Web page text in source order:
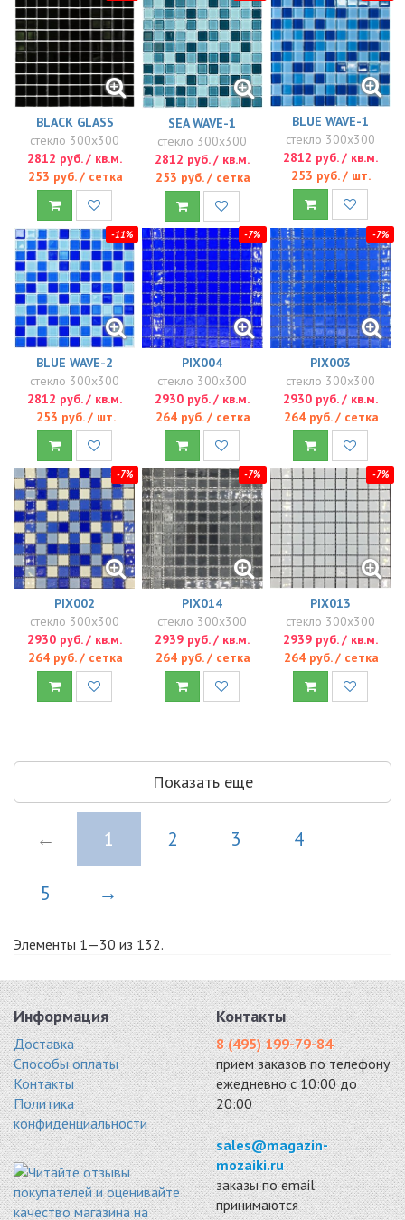
BLACK GLASS
стекло 300x300
2812 руб. / кв.м.
253 руб. / сетка
SEA WAVE-1
стекло 300x300
2812 руб. / кв.м.
253 руб. / сетка
BLUE WAVE-1
стекло 300x300
2812 руб. / кв.м.
253 руб. / шт.
-11%
BLUE WAVE-2
стекло 300x300
2812 руб. / кв.м.
253 руб. / шт.
-7%
PIX004
стекло 300x300
2930 руб. / кв.м.
264 руб. / сетка
-7%
PIX003
стекло 300x300
2930 руб. / кв.м.
264 руб. / сетка
-7%
PIX002
стекло 300x300
2930 руб. / кв.м.
264 руб. / сетка
-7%
PIX014
стекло 300x300
2939 руб. / кв.м.
264 руб. / сетка
-7%
PIX013
стекло 300x300
2939 руб. / кв.м.
264 руб. / сетка
Показать еще
← 1 2 3 4
5 →
Элементы 1—30 из 132.
Информация
Доставка
Способы оплаты
Контакты
Политика
конфиденциальности
Контакты
8 (495) 199-79-84
прием заказов по телефону
ежедневно с 10:00 до
20:00
sales@magazin-
mozaiki.ru
заказы по email
принимаются